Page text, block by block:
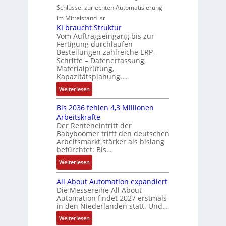
M
o
e
n
a
u
f
n
a
h
m
e
,
g
p
ä
g
t
d
a
n
u
c
C
N
C
-
y
s
t
e
m
e
e
s
c
h
ä
f
t
s
f
ü
h
r
e
r
z
u
m
V
o
r
s
t
a
s
t
è
m
e
s
:
Q
2
E
r
g
e
b
n
i
s
s
e
b
e
s
u
r
V
e
r
t
r
i
e
b
s
-
u
n
d
M
a
r
k
e
t
i
Schlüssel zur echten Automatisierung
im Mittelstand ist
KI braucht Struktur
Vom Auftragseingang bis zur
Fertigung durchlaufen
Bestellungen zahlreiche ERP-
Schritte – Datenerfassung,
Materialprüfung,
Kapazitätsplanung.…
Weiterlesen:
K
I
b
r
a
u
c
h
t
S
t
r
u
k
Bis 2036 fehlen 4,3 Millionen
Arbeitskräfte
Der Renteneintritt der
Babyboomer trifft den deutschen
Arbeitsmarkt stärker als bislang
befürchtet: Bis…
Weiterlesen:
B
i
s
2
0
3
All About Automation expandiert
Die Messereihe All About
Automation findet 2027 erstmals
in den Niederlanden statt. Und…
Weiterlesen: